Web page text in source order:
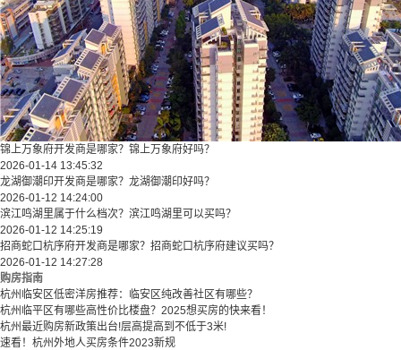
锦上万象府开发商是哪家？锦上万象府好吗？
2026-01-14 13:45:32
龙湖御潮印开发商是哪家？龙湖御潮印好吗？
2026-01-12 14:24:00
滨江鸣湖里属于什么档次？滨江鸣湖里可以买吗？
2026-01-12 14:25:19
招商蛇口杭序府开发商是哪家？招商蛇口杭序府建议买吗？
2026-01-12 14:27:28
购房指南
杭州临安区低密洋房推荐：临安区纯改善社区有哪些？
​​杭州临平区有哪些高性价比楼盘？2025想买房的快来看！​
杭州最近购房新政策出台!层高提高到不低于3米!
速看！杭州外地人买房条件2023新规